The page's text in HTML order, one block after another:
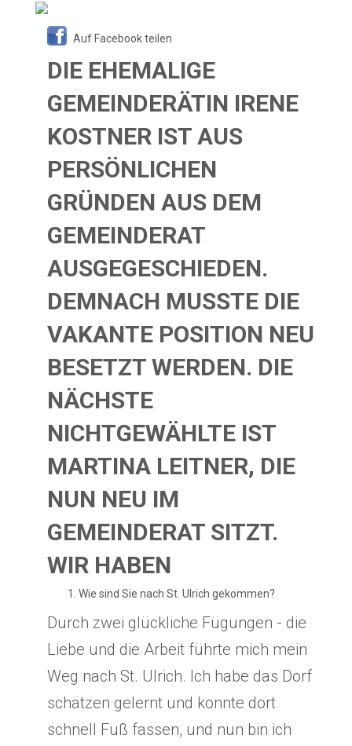
Auf Facebook teilen
DIE EHEMALIGE
GEMEINDERÄTIN IRENE
KOSTNER IST AUS
PERSÖNLICHEN
GRÜNDEN AUS DEM
GEMEINDERAT
AUSGEGESCHIEDEN.
DEMNACH MUSSTE DIE
VAKANTE POSITION NEU
BESETZT WERDEN. DIE
NÄCHSTE
NICHTGEWÄHLTE IST
MARTINA LEITNER, DIE
NUN NEU IM
GEMEINDERAT SITZT.
WIR HABEN
Wie sind Sie nach St. Ulrich gekommen?
Durch zwei glückliche Fügungen - die
Liebe und die Arbeit führte mich mein
Weg nach St. Ulrich. Ich habe das Dorf
schätzen gelernt und konnte dort
schnell Fuß fassen, und nun bin ich